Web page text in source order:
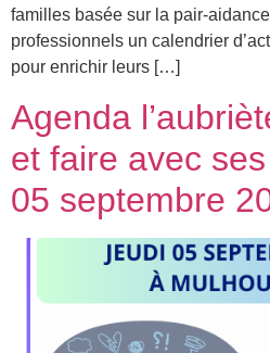
familles basée sur la pair-
professionnels un calendrier
pour enrichir leurs […]
Agenda
et faire avec
05 septembre